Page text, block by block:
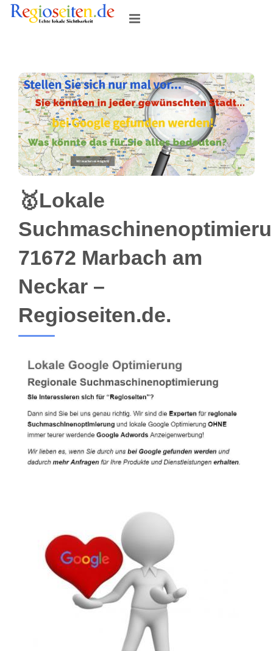
Skip
🥇Lokale
71672 Marbach am
Neckar –
Regioseiten.de.